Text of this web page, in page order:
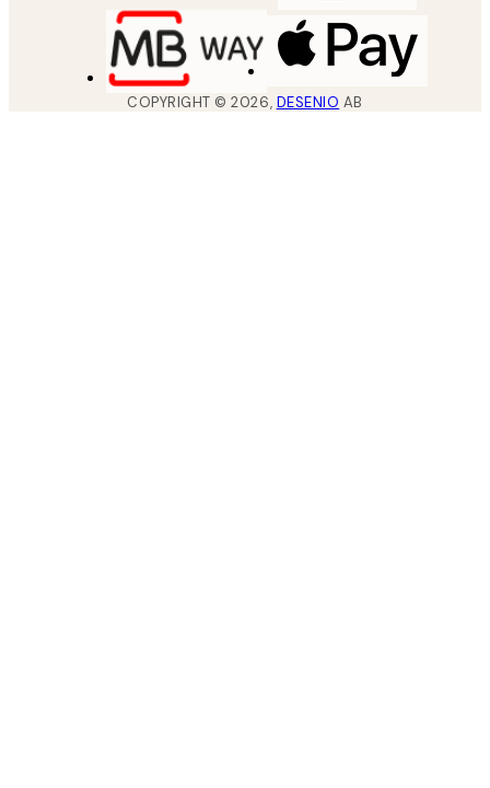
COPYRIGHT ©2026, DESENIO AB